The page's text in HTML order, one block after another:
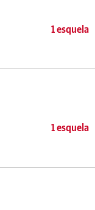
1 esquela
1 esquela